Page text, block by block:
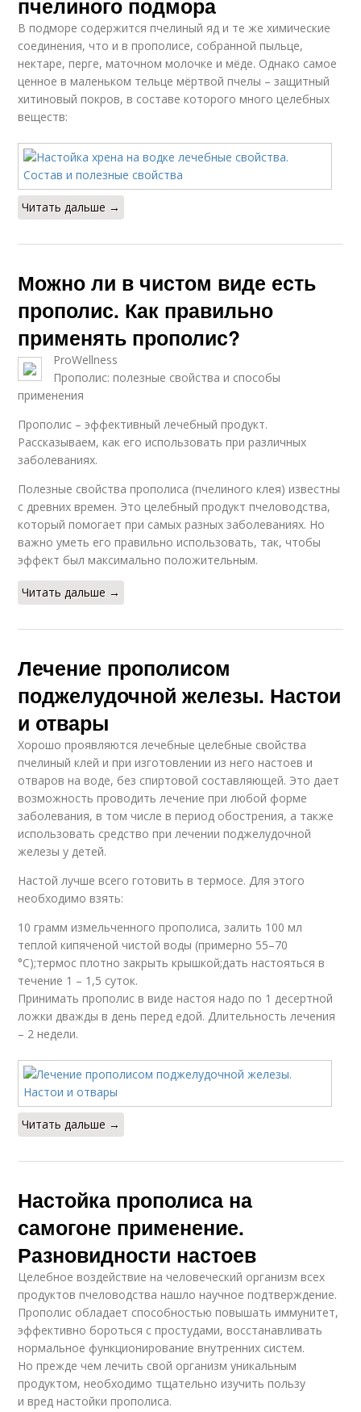
В подморе содержится пчелиный яд и те же химические
соединения, что и в прополисе, собранной пыльце,
нектаре, перге, маточном молочке и мёде. Однако самое
ценное в маленьком тельце мёртвой пчелы – защитный
хитиновый покров, в составе которого много целебных
веществ:
Читать дальше →
Можно ли в чистом виде есть
прополис. Как правильно
применять прополис?
ProWellness
Прополис: полезные свойства и способы
применения
Прополис – эффективный лечебный продукт.
Рассказываем, как его использовать при различных
заболеваниях.
Полезные свойства прополиса (пчелиного клея) известны
с древних времен. Это целебный продукт пчеловодства,
который помогает при самых разных заболеваниях. Но
важно уметь его правильно использовать, так, чтобы
эффект был максимально положительным.
Читать дальше →
Лечение прополисом
поджелудочной железы. Настои
и отвары
Хорошо проявляются лечебные целебные свойства
пчелиный клей и при изготовлении из него настоев и
отваров на воде, без спиртовой составляющей. Это дает
возможность проводить лечение при любой форме
заболевания, в том числе в период обострения, а также
использовать средство при лечении поджелудочной
железы у детей.
Настой лучше всего готовить в термосе. Для этого
необходимо взять:
10 грамм измельченного прополиса, залить 100 мл
теплой кипяченой чистой воды (примерно 55–70
°C);термос плотно закрыть крышкой;дать настояться в
течение 1 – 1,5 суток.
Принимать прополис в виде настоя надо по 1 десертной
ложки дважды в день перед едой. Длительность лечения
– 2 недели.
Читать дальше →
Настойка прополиса на
самогоне применение.
Разновидности настоев
Целебное воздействие на человеческий организм всех
продуктов пчеловодства нашло научное подтверждение.
Прополис обладает способностью повышать иммунитет,
эффективно бороться с простудами, восстанавливать
нормальное функционирование внутренних систем.
Но прежде чем лечить свой организм уникальным
продуктом, необходимо тщательно изучить пользу
и вред настойки прополиса.